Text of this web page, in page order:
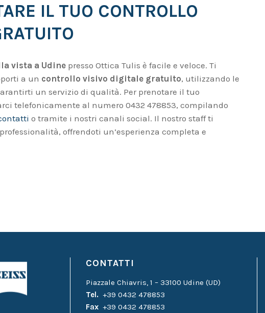
IL TUO CONTROLLO
vista a Udine presso Ottica Tulis è facile e veloce. Ti
a un controllo visivo digitale gratuito, utilizzando le
un servizio di qualità. Per prenotare il tuo
telefonicamente al numero 0432 478853, compilando
o tramite i nostri canali social. Il nostro staff ti
offrendoti un’esperienza completa e
CONTATTI
Piazzale Chiavris, 1 – 33100 Udine (UD)
Tel.+39 0432 478853
Fax+39 0432 478853